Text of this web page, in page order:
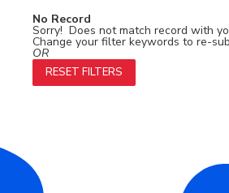
No Record
Sorry! Does not match record with
Change your filter keywords to re-
OR
RESET FILTERS